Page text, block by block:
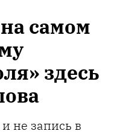
самом
здесь